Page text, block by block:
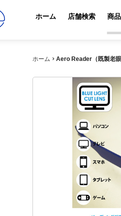
ホーム 店舗検索 商
ホーム Aero Reader（既製老